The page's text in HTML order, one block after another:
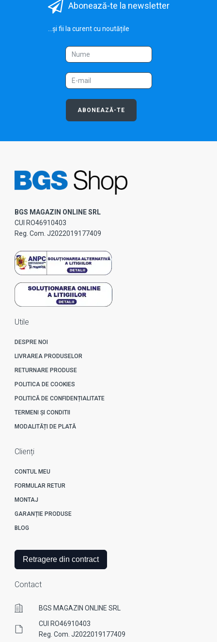
Abonează-te la newsletter
...și fii la curent cu noutățile
ABONEAZĂ-TE
BGS MAGAZIN ONLINE SRL
CUI RO46910403
Reg. Com. J2022019177409
Utile
DESPRE NOI
LIVRAREA PRODUSELOR
RETURNARE PRODUSE
POLITICA DE COOKIES
POLITICĂ DE CONFIDENȚIALITATE
TERMENI ȘI CONDITII
MODALITĂȚI DE PLATĂ
Clienți
CONTUL MEU
FORMULAR RETUR
MONTAJ
GARANȚIE PRODUSE
BLOG
Retragere din contract
Contact
BGS MAGAZIN ONLINE SRL
CUI RO46910403
Reg. Com. J2022019177409